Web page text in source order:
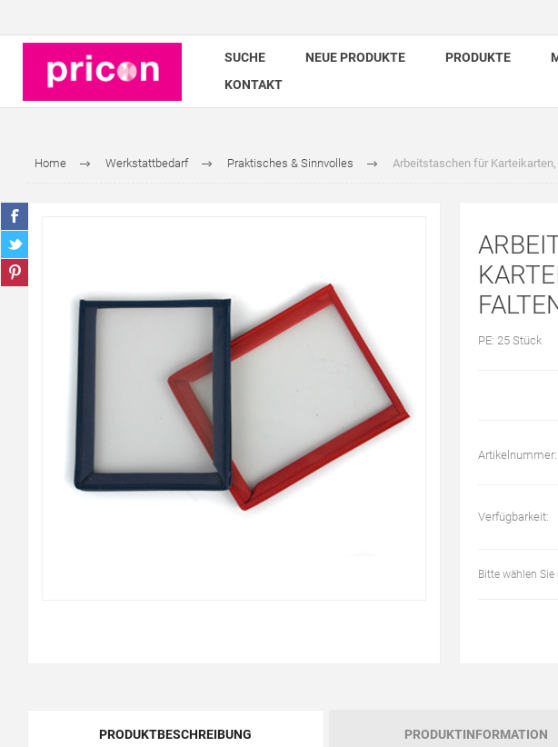
SUCHE NEUE PRODUKTE PRODUKTE
KONTAKT
Home Werkstattbedarf Praktisches & Sinnvolles Arbeitstaschen für
PE: 25 Stück
Artikelnummer:
Verfügbarkeit:
Bitte wählen
PRODUKTBESCHREIBUNG PRODUKTINFORMATION